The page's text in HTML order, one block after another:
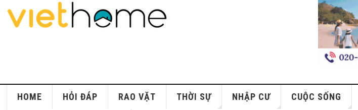
HOME HỎI ĐÁP RAO VẶT THỜI SỰ NHẬP CƯ CUỘC SỐNG